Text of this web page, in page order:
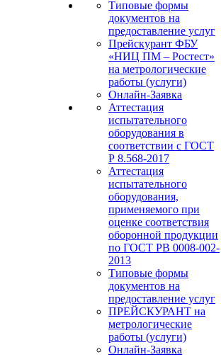
Типовые формы
документов на
предоставление услуг
Прейскурант ФБУ
«НИЦ ПМ – Ростест»
на метрологические
работы (услуги)
Онлайн-Заявка
Аттестация
испытательного
оборудования в
соответствии с ГОСТ
Р 8.568-2017
Аттестация
испытательного
оборудования,
применяемого при
оценке соответствия
оборонной продукции
по ГОСТ РВ 0008-002-
2013
Типовые формы
документов на
предоставление услуг
ПРЕЙСКУРАНТ на
метрологические
работы (услуги)
Онлайн-Заявка